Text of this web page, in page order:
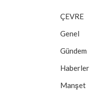
ÇEVRE
Genel
Gündem
Haberler
Manşet